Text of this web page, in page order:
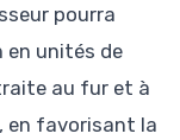
pourra
en unités de
au fur et à
en favorisant la